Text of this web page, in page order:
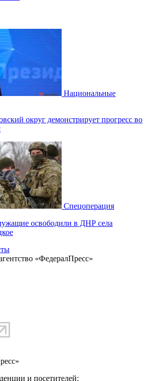
Национальные
округ демонстрирует прогресс во
Спецоперация
освободили в ДНР села
«ФедералПресс»
»
и посетителей: